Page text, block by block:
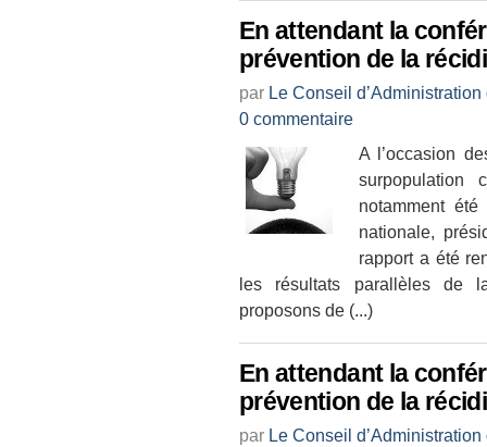
En attendant la
prévention de la
par Le Conseil d’Administration
0 commentaire
A l’occasion
surpopulation
notamment
nationale,
rapport a été
les résultats parallèles de
proposons de (...)
En attendant la
prévention de la
par Le Conseil d’Administration